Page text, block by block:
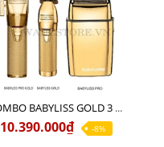
COMBO BABYLISS GOLD 3 cao cấp chính hãng
10.390.000₫ -8%